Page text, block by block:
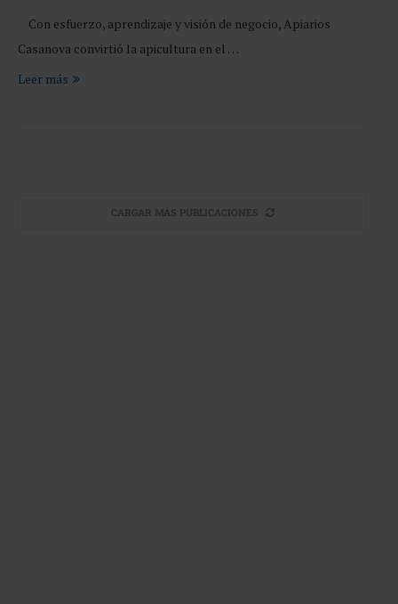
Con esfuerzo, aprendizaje y visión de negocio, Apiarios
Casanova convirtió la apicultura en el …
Leer más
CARGAR MÁS PUBLICACIONES